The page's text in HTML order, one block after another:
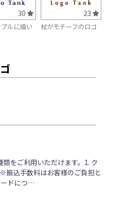
30
ルに描い
23
杖がモチーフのロゴ
をご利用いただけます。1. ク
振込手数料はお客様のご負担と
ードにつ…